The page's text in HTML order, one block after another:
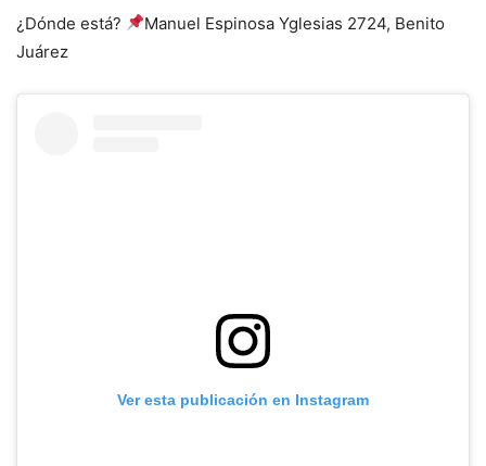
¿Dónde está?
Manuel Espinosa Yglesias 2724, Benito
Juárez
Ver esta publicación en Instagram